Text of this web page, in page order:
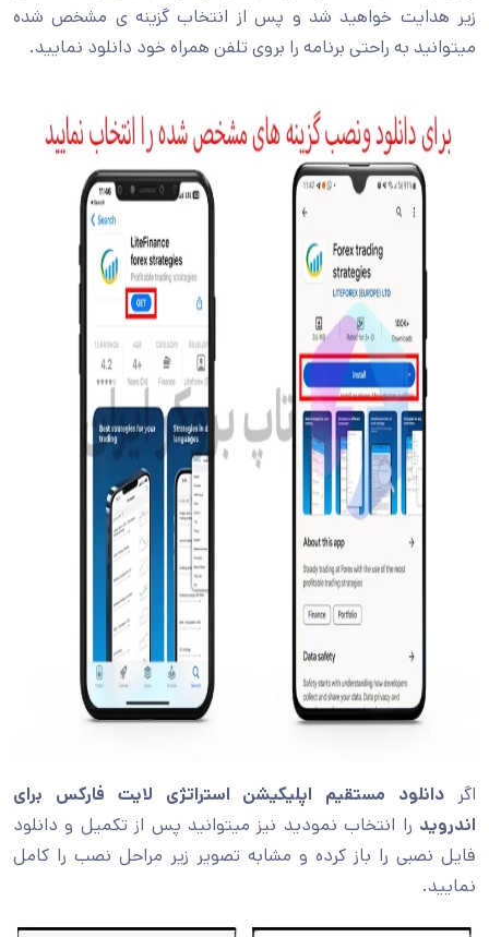
زیر هدایت خواهید شد و پس از انتخاب گزینه ی مشخص شده
میتوانید به راحتی برنامه را بروی تلفن همراه خود دانلود نمایید.
اگر دانلود مستقیم اپلیکیشن استراتژی لایت فارکس برای
اندروید را انتخاب نمودید نیز میتوانید پس از تکمیل و دانلود
فایل نصبی را باز کرده و مشابه تصویر زیر مراحل نصب را کامل
نمایید.